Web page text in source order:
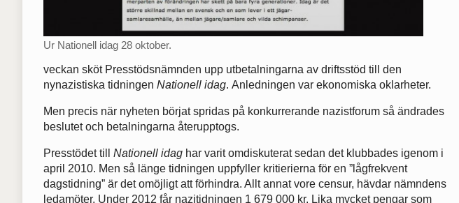
Ur Nationell idag 28 oktober.
veckan sköt Presstödsnämnden upp utbetalningarna av driftsstöd till den
nynazistiska tidningen Nationell idag. Anledningen var ekonomiska oklarheter.
Men precis när nyheten börjat spridas på konkurrerande nazistforum så ändrades
beslutet och betalningarna återupptogs.
Presstödet till Nationell idag har varit omdiskuterat sedan det klubbades igenom i
april 2010. Men så länge tidningen uppfyller kritierierna för en ”lågfrekvent
dagstidning” är det omöjligt att förhindra. Allt annat vore censur, hävdar nämndens
ledamöter. Under 2012 får nazitidningen 1 679 000 kr. Lika mycket pengar som